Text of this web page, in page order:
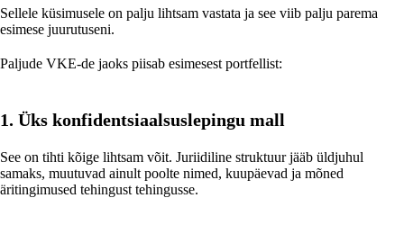
Sellele küsimusele on palju lihtsam vastata ja see viib palju parema
esimese juurutuseni.
Paljude VKE-de jaoks piisab esimesest portfellist:
1. Üks konfidentsiaalsuslepingu mall
See on tihti kõige lihtsam võit. Juriidiline struktuur jääb üldjuhul
samaks, muutuvad ainult poolte nimed, kuupäevad ja mõned
äritingimused tehingust tehingusse.